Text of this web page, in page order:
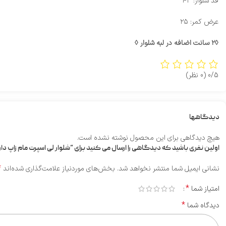
عرض کمر: ۲۵
◊۲ سانت اضافه در لبه شلوار ◊
0/5 (0 نظر)
دیدگاهها
هیچ دیدگاهی برای این محصول نوشته نشده است.
اولین نفری باشید که دیدگاهی را ارسال می کنید برای “شلوار لی اسپرت مام زاپ
نشانی ایمیل شما منتشر نخواهد شد. بخش‌های موردنیاز علامت‌گذاری شده‌اند
امتیاز شما *
دیدگاه شما *